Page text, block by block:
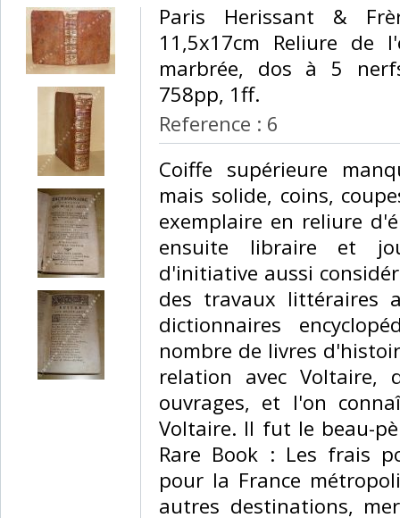
‎Paris Herissant &
11,5x17cm Reliure de
marbrée, dos à 5
758pp, 1ff. ‎
Reference : 6
‎Coiffe supérieure
mais solide, coins,
exemplaire en reliure
ensuite libraire et
d'initiative aussi
des travaux littéraires
dictionnaires
nombre de livres
relation avec
ouvrages, et l'on
Voltaire. Il fut le beau-
Rare Book : Les frais
pour la France
autres destinations,